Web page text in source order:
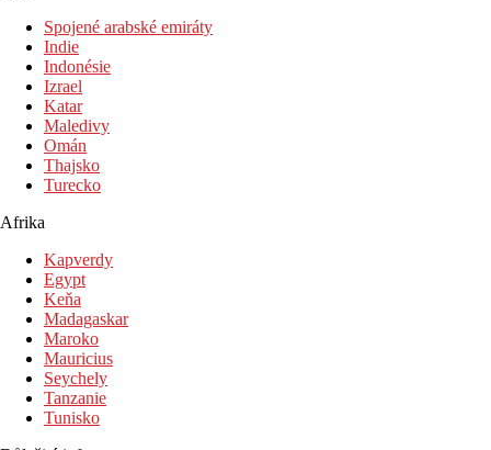
Bazény
Lehátka a slunečníky u bazénu zdarma
Dětský bazén
Bar u bazénu
Fotogalerie
Spojené arabské emiráty
Indie
Indonésie
Izrael
Katar
Maledivy
Omán
Thajsko
Turecko
Afrika
Kapverdy
Egypt
Keňa
Madagaskar
Maroko
Mauricius
Seychely
Tanzanie
Tunisko